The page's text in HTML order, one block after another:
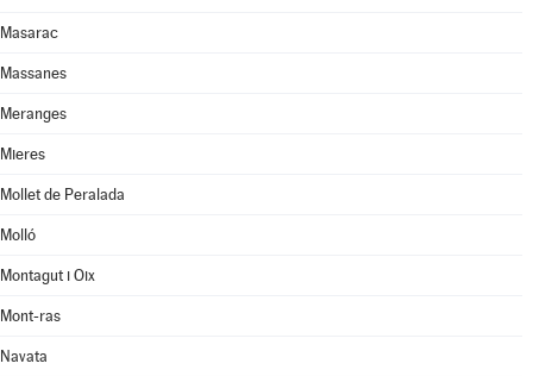
Masarac
Massanes
Meranges
Mieres
Mollet de Peralada
Molló
Montagut i Oix
Mont-ras
Navata